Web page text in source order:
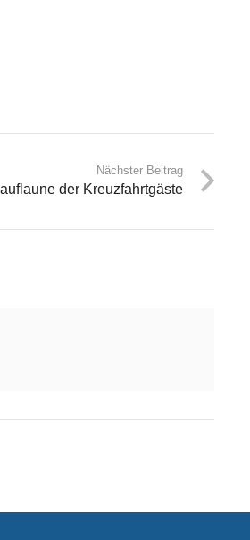
Nächster Beitrag
der Kreuzfahrtgäste